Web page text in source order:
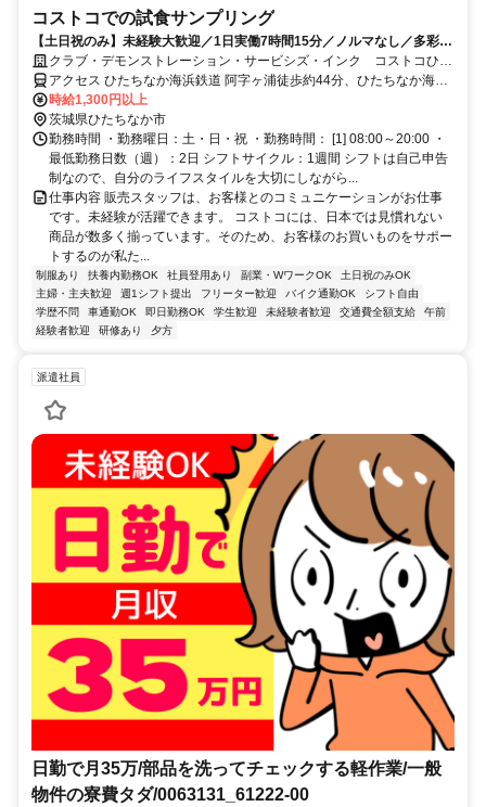
コストコでの試食サンプリング
【土日祝のみ】未経験大歓迎／1日実働7時間15分／ノルマなし／多彩な
商品のデモンストレーション
クラブ・デモンストレーション・サービシズ・インク コストコひた
ちなか 倉庫店
アクセス ひたちなか海浜鉄道 阿字ヶ浦徒歩約44分、ひたちなか海浜
鉄道 磯崎徒歩約56分、ひたちなか海浜鉄道 中根徒歩約64分 ひたちな
か海浜鉄道「阿字ヶ浦」駅から車9分 ※車・バイク通勤可
時給1,300円以上
茨城県ひたちなか市
勤務時間 ・勤務曜日：土・日・祝 ・勤務時間： [1] 08:00～20:00 ・
最低勤務日数（週）：2日 シフトサイクル：1週間 シフトは自己申告
制なので、自分のライフスタイルを大切にしながら...
仕事内容 販売スタッフは、お客様とのコミュニケーションがお仕事
です。未経験が活躍できます。 コストコには、日本では見慣れない
商品が数多く揃っています。そのため、お客様のお買いものをサポー
トするのが私た...
制服あり 扶養内勤務OK 社員登用あり 副業・WワークOK
土日祝のみOK
主婦・主夫歓迎
週1シフト提出 フリーター歓迎 バイク通勤OK
シフト自由
学歴不問
車通勤OK 即日勤務OK 学生歓迎 未経験者歓迎 交通費全額支給
午前
経験者歓迎
研修あり 夕方
派遣社員
日勤で月35万/部品を洗ってチェックする軽作業/一般
物件の寮費タダ/0063131_61222-00